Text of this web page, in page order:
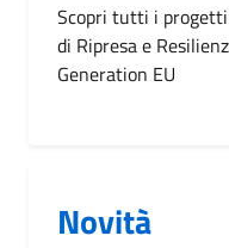
Scopri tutti i
di Ripresa e
Generation EU
Novità